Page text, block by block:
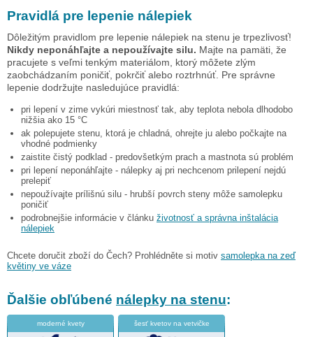
Pravidlá pre lepenie nálepiek
Dôležitým pravidlom pre lepenie nálepiek na stenu je trpezlivosť!
Nikdy neponáhľajte a nepoužívajte silu. Majte na pamäti, že
pracujete s veľmi tenkým materiálom, ktorý môžete zlým
zaobchádzaním poničiť, pokrčiť alebo roztrhnúť. Pre správne
lepenie dodržujte nasledujúce pravidlá:
pri lepení v zime vykúri miestnosť tak, aby teplota nebola dlhodobo
nižšia ako 15 °C
ak polepujete stenu, ktorá je chladná, ohrejte ju alebo počkajte na
vhodné podmienky
zaistite čistý podklad - predovšetkým prach a mastnota sú problém
pri lepení neponáhľajte - nálepky aj pri nechcenom prilepení nejdú
prelepiť
nepoužívajte prílišnú silu - hrubší povrch steny môže samolepku
poničiť
podrobnejšie informácie v článku životnosť a správna inštalácia
nálepiek
Chcete doručit zboží do Čech? Prohlédněte si motiv samolepka na zeď
květiny ve váze
Ďalšie obľúbené nálepky na stenu:
moderné kvety šesť kvetov na vetvičke